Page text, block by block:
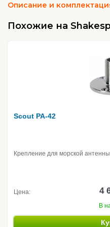
Описание и
Похожие на
Scout PA-42
Крепление для морской антенны
Цена: 4
В